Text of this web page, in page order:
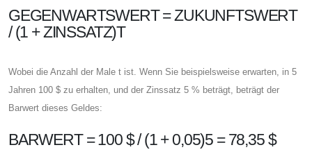
GEGENWARTSWERT = ZUKUNFTSWERT
/ (1 + ZINSSATZ)T
Wobei die Anzahl der Male t ist. Wenn Sie beispielsweise erwarten, in 5
Jahren 100 $ zu erhalten, und der Zinssatz 5 % beträgt, beträgt der
Barwert dieses Geldes:
BARWERT = 100 $ / (1 + 0,05)5 = 78,35 $